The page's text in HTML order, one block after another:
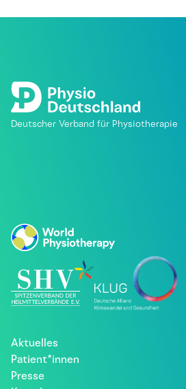
Deutscher Verband für Physiotherapie
Aktuelles
Patient*innen
Presse